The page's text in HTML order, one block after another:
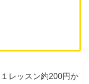
レッスン約200円か